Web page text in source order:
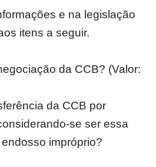
e na legislação
itens a seguir.
da CCB? (Valor:
da CCB por
se ser essa
impróprio?